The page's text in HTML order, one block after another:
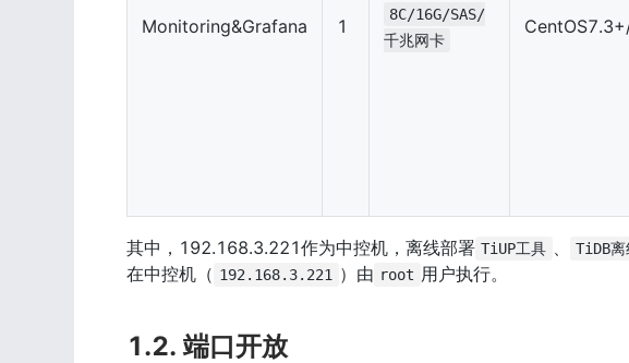
Monitoring&Grafana 1
8C/16G/SAS/
千兆网卡
其中，192.168.3.221作为中控机，离线部署 TiUP工具 TiDB
在中控机（ 192.168.3.221 ）由 root 用户执行。
1.2. 端口开放